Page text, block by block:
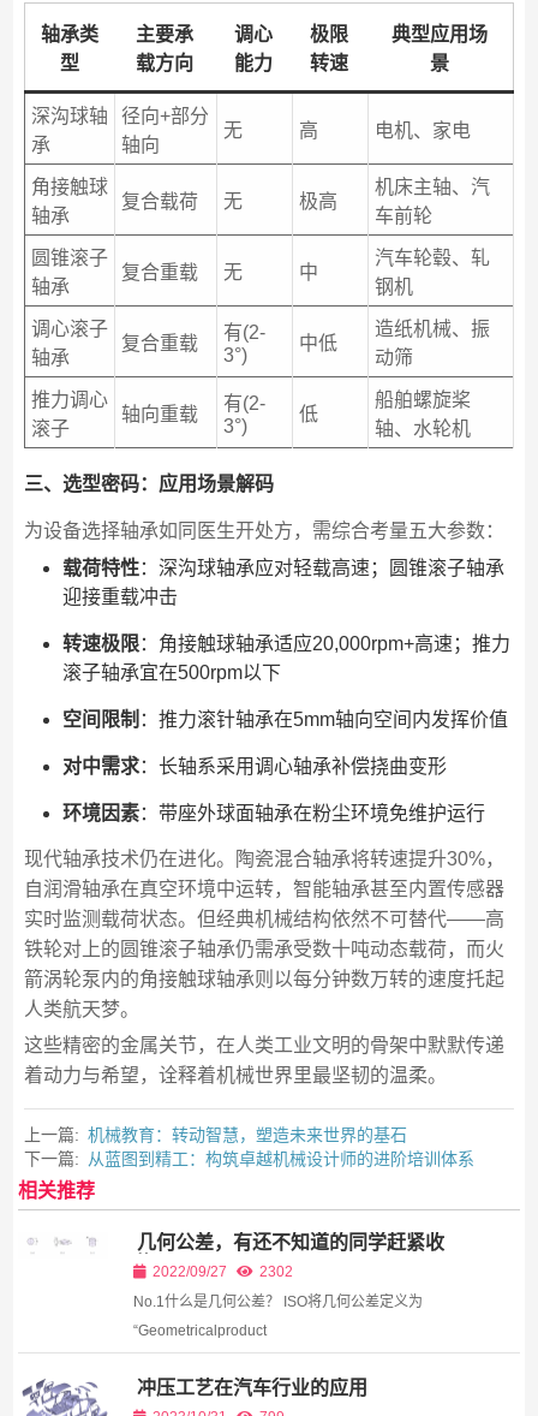
轴承类
型
主要承
载方向
调心
能力
极限
转速
典型应用场
景
深沟球轴
承
径向+部分
轴向
无 高 电机、家电
角接触球
轴承
复合载荷 无 极高
机床主轴、汽
车前轮
圆锥滚子
轴承
复合重载 无 中
汽车轮毂、轧
钢机
调心滚子
轴承
复合重载
有(2-
3°)
中低
造纸机械、振
动筛
推力调心
滚子
轴向重载
有(2-
3°)
低
船舶螺旋桨
轴、水轮机
三、选型密码：应用场景解码
为设备选择轴承如同医生开处方，需综合考量五大参数：
载荷特性：深沟球轴承应对轻载高速；圆锥滚子轴承
迎接重载冲击
转速极限：角接触球轴承适应20,000rpm+高速；推力
滚子轴承宜在500rpm以下
空间限制 ：推力滚针轴承在5mm轴向空间内发挥价值
对中需求：长轴系采用调心轴承补偿挠曲变形
环境因素：带座外球面轴承在粉尘环境免维护运行
现代轴承技术仍在进化。陶瓷混合轴承将转速提升30%，
自润滑轴承在真空环境中运转，智能轴承甚至内置传感器
实时监测载荷状态。但经典机械结构依然不可替代——高
铁轮对上的圆锥滚子轴承仍需承受数十吨动态载荷，而火
箭涡轮泵内的角接触球轴承则以每分钟数万转的速度托起
人类航天梦。
这些精密的金属关节，在人类工业文明的骨架中默默传递
着动力与希望，诠释着机械世界里最坚韧的温柔。
上一篇: 机械教育：转动智慧，塑造未来世界的基石
下一篇:
从蓝图到精工：构筑卓越机械设计师的进阶培训体系
相关推荐
几何公差，有还不知道的同学赶紧收
藏！2022/09/27
2302
No.1什么是几何公差？ ISO将几何公差定义为
“Geometricalproduct
specifications（GPS） −Geometrical tolerancing−
Tolerancing of form, orientation, location and run-
冲压工艺在汽车行业的应用